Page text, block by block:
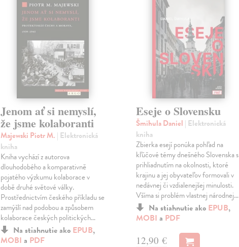
Jenom ať si nemyslí,
že jsme kolaboranti
Majewski Piotr M. | Elektronická
kniha
Kniha vychází z autorova
dlouhodobého a komparativně
pojatého výzkumu kolaborace v
době druhé světové války.
Prostřednictvím českého příkladu se
zamýšlí nad podobou a způsobem
kolaborace českých politických…
Na stiahnutie ako EPUB,
MOBI a PDF
Eseje o Slovensku
Šmihula Daniel | Elektronická
kniha
Zbierka esejí ponúka pohľad na
kľúčové témy dnešného Slovenska s
prihliadnutím na okolnosti, ktoré
krajinu a jej obyvateľov formovali v
nedávnej či vzdialenejšej minulosti.
Všíma si problém vlastnej národnej…
Na stiahnutie ako EPUB,
MOBI a PDF
12,90 €